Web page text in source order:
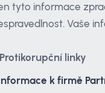
tyto informace
Vaše
linky
k firmě